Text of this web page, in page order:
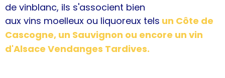
de vinblanc, ils s'associent bien
aux vins moelleux ou liquoreux tels un Côte de
Cascogne, un Sauvignon ou encore un vin
d'Alsace Vendanges Tardives.